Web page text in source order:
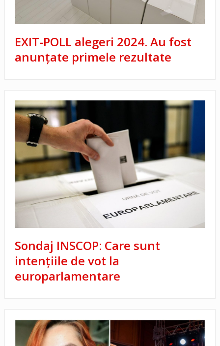
EXIT-POLL alegeri 2024. Au fost
anunțate primele rezultate
Sondaj INSCOP: Care sunt
intențiile de vot la
europarlamentare